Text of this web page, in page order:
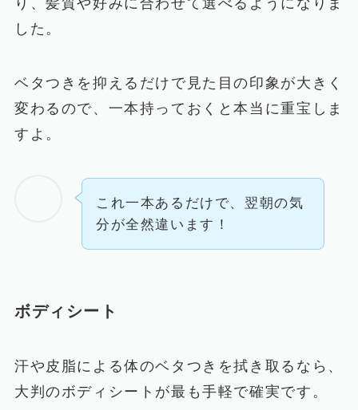
した。
ベタつきを抑えるだけで見た目の印象が大きく
変わるので、一本持っておくと本当に重宝しま
すよ。
これ一本あるだけで、翌朝の気
分が全然違います！
ボディシート
汗や皮脂による体のベタつきを拭き取るなら、
大判のボディシートが最も手軽で確実です。